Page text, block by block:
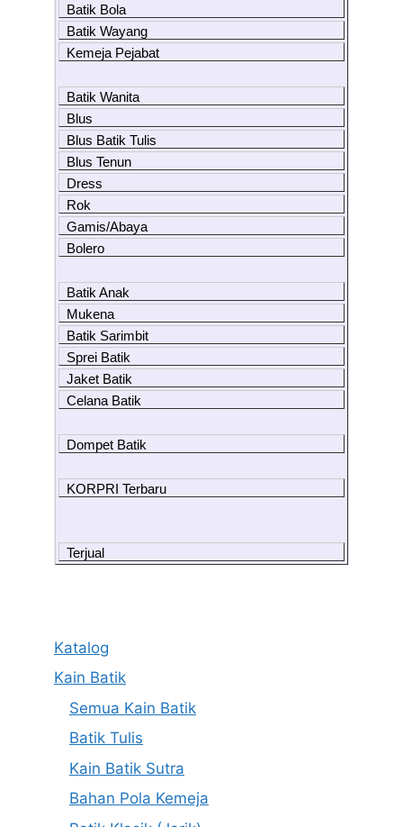
Batik Bola
Batik Wayang
Kemeja Pejabat
Batik Wanita
Blus
Blus Batik Tulis
Blus Tenun
Dress
Rok
Gamis/Abaya
Bolero
Batik Anak
Mukena
Batik Sarimbit
Sprei Batik
Jaket Batik
Celana Batik
Dompet Batik
KORPRI Terbaru
Terjual
Katalog
Kain Batik
Semua Kain Batik
Batik Tulis
Kain Batik Sutra
Bahan Pola Kemeja